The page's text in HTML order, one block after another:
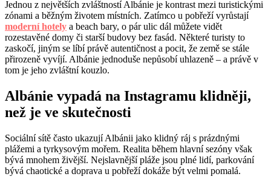
Jednou z největších zvláštností Albánie je kontrast mezi turistickými
zónami a běžným životem místních. Zatímco u pobřeží vyrůstají
moderní hotely a beach bary, o pár ulic dál můžete vidět
rozestavěné domy či starší budovy bez fasád. Některé turisty to
zaskočí, jiným se líbí právě autentičnost a pocit, že země se stále
přirozeně vyvíjí. Albánie jednoduše nepůsobí uhlazeně – a právě v
tom je jeho zvláštní kouzlo.
Albánie vypadá na Instagramu klidněji,
než je ve skutečnosti
Sociální sítě často ukazují Albánii jako klidný ráj s prázdnými
plážemi a tyrkysovým mořem. Realita během hlavní sezóny však
bývá mnohem živější. Nejslavnější pláže jsou plné lidí, parkování
bývá chaotické a doprava u pobřeží dokáže být velmi pomalá.